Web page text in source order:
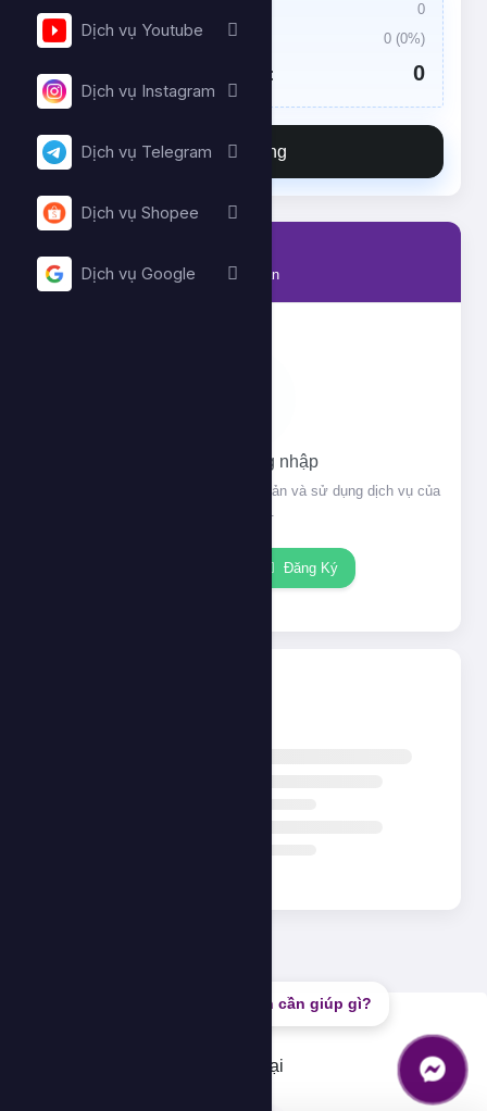
Dịch vụ Youtube
Dịch vụ Instagram
Dịch vụ Telegram
Dịch vụ Shopee
Dịch vụ Google
Giá trị đơn hàng:
0
Thuế VAT:
0 (0%)
Tổng tiền cần thanh toán: 0
Đặt hàng
Thông tin tài khoản của bạn
Vui lòng đăng nhập
Đăng nhập để xem thông tin tài khoản và sử dụng dịch vụ của
chúng tôi.
Đăng Ký
Bạn cần giúp gì?
Không thể tải dữ liệu, vui lòng thử lại